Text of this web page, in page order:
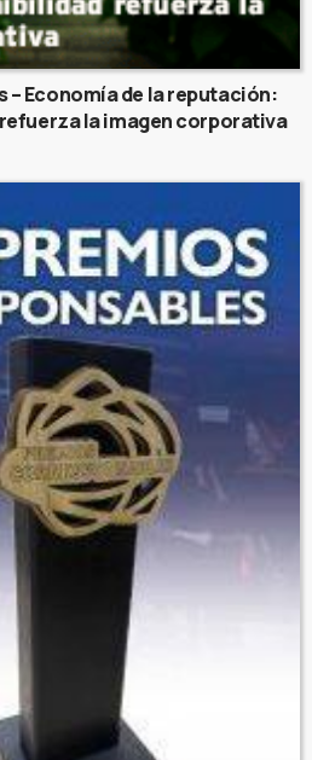
– Economía de la reputación:
la imagen corporativa